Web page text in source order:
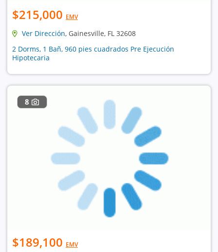
$215,000 EMV
Ver Dirección, Gainesville, FL 32608
2 Dorms, 1 Bañ, 960 pies cuadrados Pre Ejecución
Hipotecaria
8
$189,100 EMV